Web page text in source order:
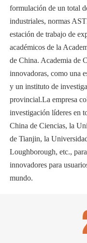
formulación de un total
industriales, normas
estación de trabajo de
académicos de la
de China. Academia de
innovadoras, como una
y un instituto de
provincial.La empresa
investigación líderes en
China de Ciencias, la
de Tianjin, la
Loughborough, etc.,
innovadores para
mundo.